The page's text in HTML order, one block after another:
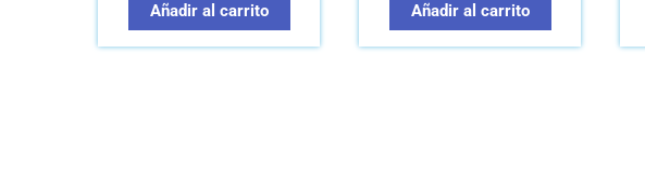
Añadir al carrito Añadir al carrito